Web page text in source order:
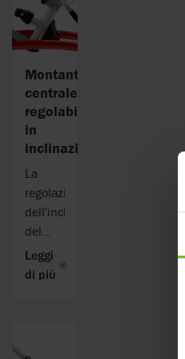
Gli
accessori
possono
essere
fissati
e
regolati
in
modo
preciso,
attraverso
le
laterali
del
Montante
centrale
regolabile
in
inclinazione
La
regolazione
dell'inclinazione
del
montante
centrale
Leggi
di più